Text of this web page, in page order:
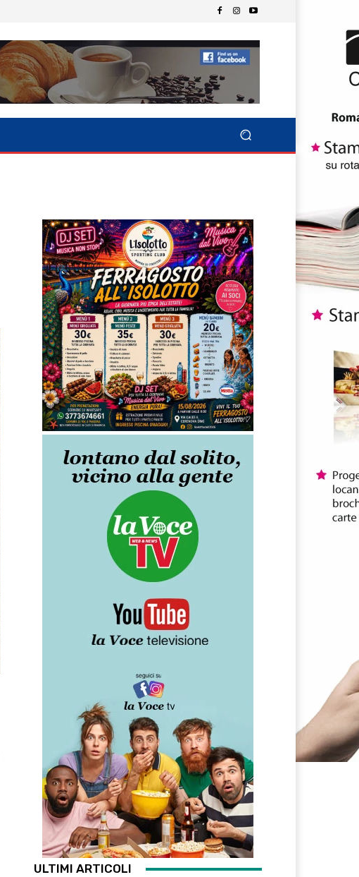
ULTIMI ARTICOLI